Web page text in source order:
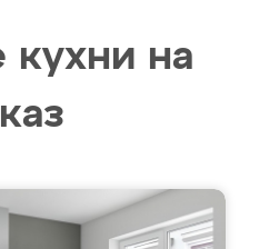
кухни на